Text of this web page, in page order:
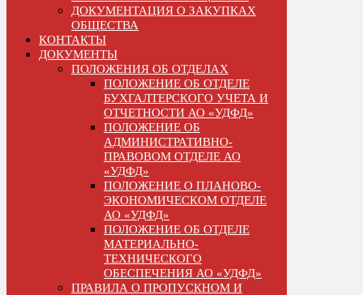
ДОКУМЕНТАЦИЯ О ЗАКУПКАХ
ОБЩЕСТВА
КОНТАКТЫ
ДОКУМЕНТЫ
ПОЛОЖЕНИЯ ОБ ОТДЕЛАХ
ПОЛОЖЕНИЕ ОБ ОТДЕЛЕ
БУХГАЛТЕРСКОГО УЧЕТА И
ОТЧЕТНОСТИ АО «УДФД»
ПОЛОЖЕНИЕ ОБ
АДМИНИСТРАТИВНО-
ПРАВОВОМ ОТДЕЛЕ АО
«УДФД»
ПОЛОЖЕНИЕ О ПЛАНОВО-
ЭКОНОМИЧЕСКОМ ОТДЕЛЕ
АО «УДФД»
ПОЛОЖЕНИЕ ОБ ОТДЕЛЕ
МАТЕРИАЛЬНО-
ТЕХНИЧЕСКОГО
ОБЕСПЕЧЕНИЯ АО «УДФД»
ПРАВИЛА О ПРОПУСКНОМ И